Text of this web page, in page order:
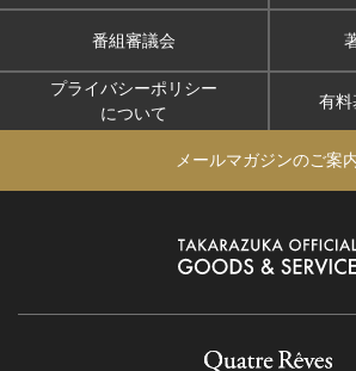
番組審議会
プライバシーポリシー
について
有料
メールマガジンのご案